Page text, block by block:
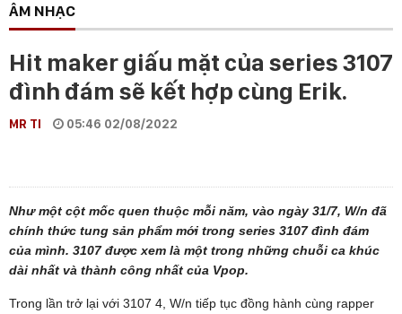
ÂM NHẠC
Hit maker giấu mặt của series 3107
đình đám sẽ kết hợp cùng Erik.
MR TI 05:46 02/08/2022
Như một cột mốc quen thuộc mỗi năm, vào ngày 31/7, W/n đã
chính thức tung sản phẩm mới trong series 3107 đình đám
của mình. 3107 được xem là một trong những chuỗi ca khúc
dài nhất và thành công nhất của Vpop.
Trong lần trở lại với 3107 4, W/n tiếp tục đồng hành cùng rapper